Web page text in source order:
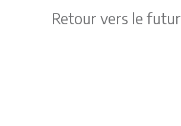
Retour vers le futur